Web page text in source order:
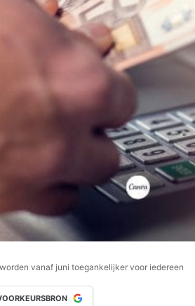
vanaf juni toegankelijker voor iedereen